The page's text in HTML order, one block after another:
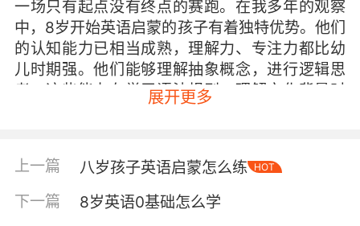
一场只有起点没有终点的赛跑。在我多年的观察
中，8岁开始英语启蒙的孩子有着独特优势。他们
的认知能力已相当成熟，理解力、专注力都比幼
儿时期强。他们能够理解抽象概念，进行逻辑思
考，这些能力在学习语法规则、理解文化背景时
都是巨大助力。 8岁孩子的学习特点，恰恰是优
不会干扰英语学习？这确实需要考虑，但换个角
度看，这也意味着孩子已建立了一套完整的语言
思维系统。 8岁的孩子明白“语言”是什么，知道
“学习”是什么。他们能理解“英语是一门需要学习
展开更多
上一篇 八岁孩子英语启蒙怎么练 HOT
下一篇 8岁英语0基础怎么学